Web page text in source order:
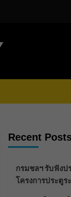
Recent
กรมชลฯ รับฟัง
โครงการประตูร